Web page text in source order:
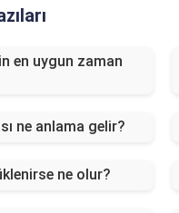
en uygun zaman
ne anlama gelir?
ne olur?